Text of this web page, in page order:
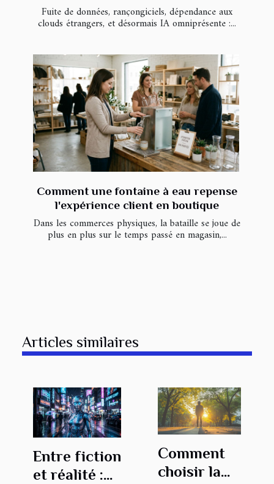
Fuite de données, rançongiciels, dépendance aux
clouds étrangers, et désormais IA omniprésente :...
Comment une fontaine à eau repense
l'expérience client en boutique
Dans les commerces physiques, la bataille se joue de
plus en plus sur le temps passé en magasin,...
Articles similaires
Entre fiction
et réalité :
Comment
choisir la